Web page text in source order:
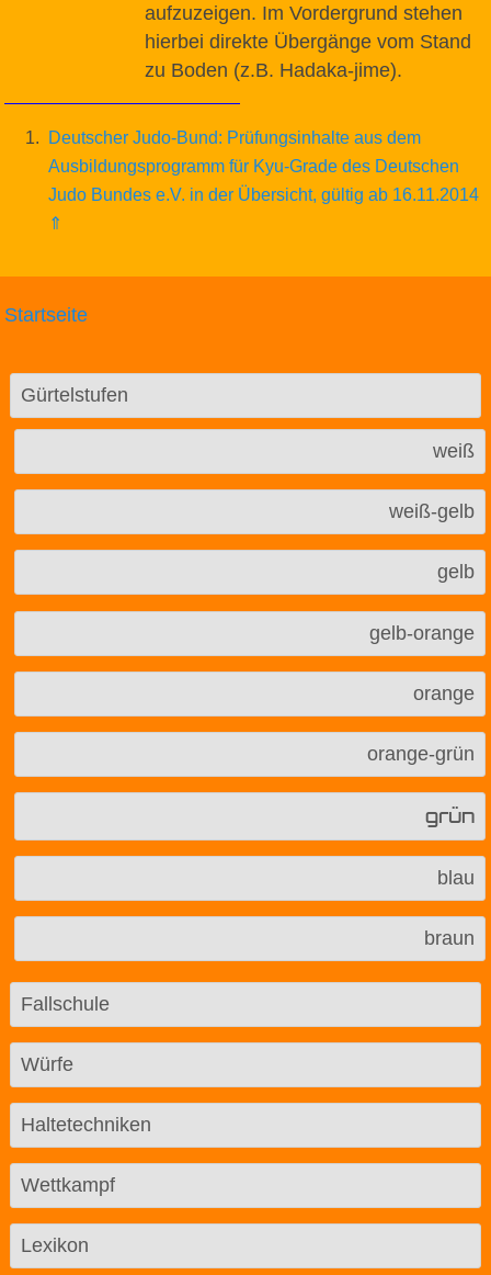
aufzuzeigen. Im Vordergrund stehen
hierbei direkte Übergänge vom Stand
zu Boden (z.B. Hadaka-jime).
1
Deutscher Judo-Bund: Prüfungsinhalte aus dem
Ausbildungsprogramm für Kyu-Grade des Deutschen
Judo Bundes e.V. in der Übersicht, gültig ab 16.11.2014
⇑
Startseite
Gürtelstufen
weiß
weiß-gelb
gelb
gelb-orange
orange
orange-grün
grün
blau
braun
Fallschule
Würfe
Haltetechniken
Wettkampf
Lexikon